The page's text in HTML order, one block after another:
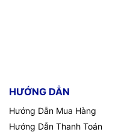
HƯỚNG DẪN
Hướng Dẫn Mua Hàng
Hướng Dẫn Thanh Toán